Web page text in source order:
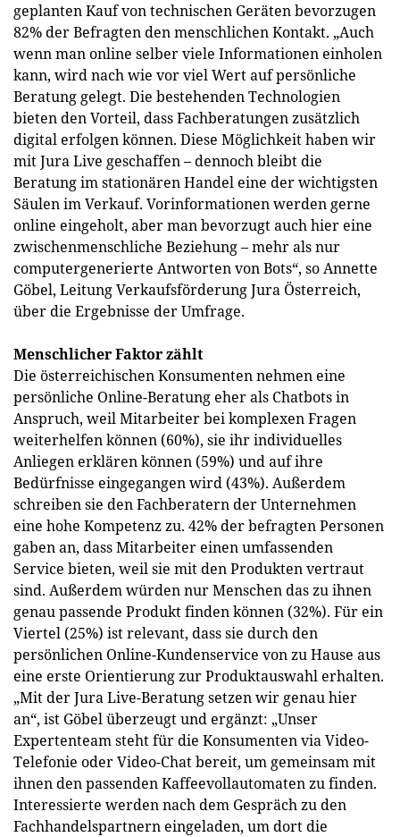
geplanten Kauf von technischen Geräten bevorzugen
82% der Befragten den menschlichen Kontakt. „Auch
wenn man online selber viele Informationen einholen
kann, wird nach wie vor viel Wert auf persönliche
Beratung gelegt. Die bestehenden Technologien
bieten den Vorteil, dass Fachberatungen zusätzlich
digital erfolgen können. Diese Möglichkeit haben wir
mit Jura Live geschaffen – dennoch bleibt die
Beratung im stationären Handel eine der wichtigsten
Säulen im Verkauf. Vorinformationen werden gerne
online eingeholt, aber man bevorzugt auch hier eine
zwischenmenschliche Beziehung – mehr als nur
computergenerierte Antworten von Bots“, so Annette
Göbel, Leitung Verkaufsförderung Jura Österreich,
über die Ergebnisse der Umfrage.
Menschlicher Faktor zählt
Die österreichischen Konsumenten nehmen eine
persönliche Online-Beratung eher als Chatbots in
Anspruch, weil Mitarbeiter bei komplexen Fragen
weiterhelfen können (60%), sie ihr individuelles
Anliegen erklären können (59%) und auf ihre
Bedürfnisse eingegangen wird (43%). Außerdem
schreiben sie den Fachberatern der Unternehmen
eine hohe Kompetenz zu. 42% der befragten Personen
gaben an, dass Mitarbeiter einen umfassenden
Service bieten, weil sie mit den Produkten vertraut
sind. Außerdem würden nur Menschen das zu ihnen
genau passende Produkt finden können (32%). Für ein
Viertel (25%) ist relevant, dass sie durch den
persönlichen Online-Kundenservice von zu Hause aus
eine erste Orientierung zur Produktauswahl erhalten.
„Mit der Jura Live-Beratung setzen wir genau hier
an“, ist Göbel überzeugt und ergänzt: „Unser
Expertenteam steht für die Konsumenten via Video-
Telefonie oder Video-Chat bereit, um gemeinsam mit
ihnen den passenden Kaffeevollautomaten zu finden.
Interessierte werden nach dem Gespräch zu den
Fachhandelspartnern eingeladen, um dort die